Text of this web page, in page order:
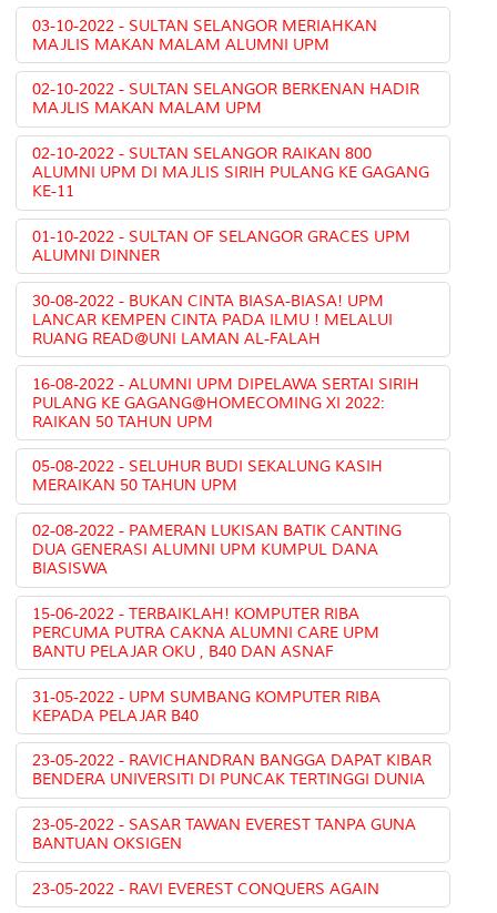
03-10-2022 - SULTAN SELANGOR MERIAHKAN
MAJLIS MAKAN MALAM ALUMNI UPM
02-10-2022 - SULTAN SELANGOR BERKENAN HADIR
MAJLIS MAKAN MALAM UPM
02-10-2022 - SULTAN SELANGOR RAIKAN 800
ALUMNI UPM DI MAJLIS SIRIH PULANG KE GAGANG
KE-11
01-10-2022 - SULTAN OF SELANGOR GRACES UPM
ALUMNI DINNER
30-08-2022 - BUKAN CINTA BIASA-BIASA! UPM
LANCAR KEMPEN CINTA PADA ILMU ! MELALUI
RUANG READ@UNI LAMAN AL-FALAH
16-08-2022 - ALUMNI UPM DIPELAWA SERTAI SIRIH
PULANG KE GAGANG@HOMECOMING XI 2022:
RAIKAN 50 TAHUN UPM
05-08-2022 - SELUHUR BUDI SEKALUNG KASIH
MERAIKAN 50 TAHUN UPM
02-08-2022 - PAMERAN LUKISAN BATIK CANTING
DUA GENERASI ALUMNI UPM KUMPUL DANA
BIASISWA
15-06-2022 - TERBAIKLAH! KOMPUTER RIBA
PERCUMA PUTRA CAKNA ALUMNI CARE UPM
BANTU PELAJAR OKU , B40 DAN ASNAF
31-05-2022 - UPM SUMBANG KOMPUTER RIBA
KEPADA PELAJAR B40
23-05-2022 - RAVICHANDRAN BANGGA DAPAT KIBAR
BENDERA UNIVERSITI DI PUNCAK TERTINGGI DUNIA
23-05-2022 - SASAR TAWAN EVEREST TANPA GUNA
BANTUAN OKSIGEN
23-05-2022 - RAVI EVEREST CONQUERS AGAIN